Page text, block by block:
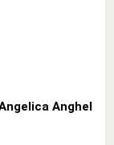
Anghel